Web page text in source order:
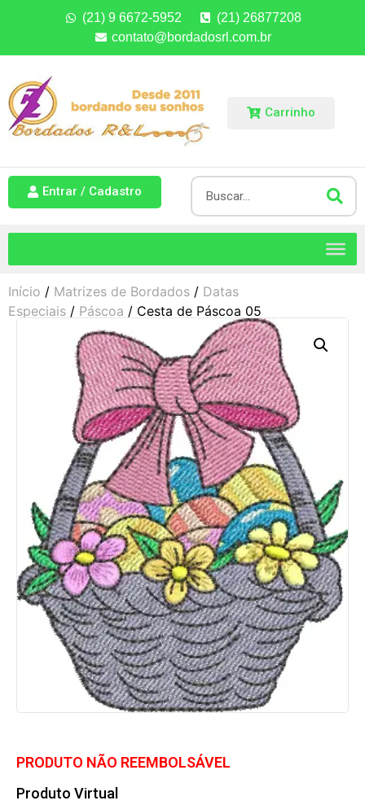
(21) 9 6672-5952
(21) 26877208
contato@bordadosrl.com.br
Carrinho
Entrar / Cadastro
Início / Matrizes de Bordados / Datas
Especiais / Páscoa / Cesta de Páscoa 05
PRODUTO NÃO REEMBOLSÁVEL
Produto Virtual